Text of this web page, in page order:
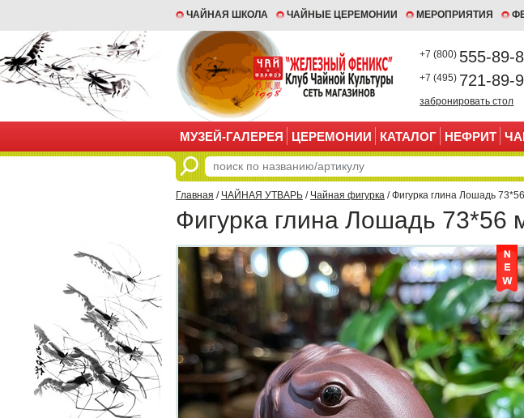
ЧАЙНАЯ ШКОЛА ЧАЙНЫЕ ЦЕРЕМОНИИ МЕРОПРИЯТИЯ
+7 (800) 555-89-
+7 (495) 721-89-
забронировать стол
МУЗЕЙ-ГАЛЕРЕЯ ЦЕРЕМОНИИ КАТАЛОГ НЕФРИТ
Главная / ЧАЙНАЯ УТВАРЬ / Чайная фигурка / Фигурка глина Лошадь
Фигурка глина Лошадь 73*56